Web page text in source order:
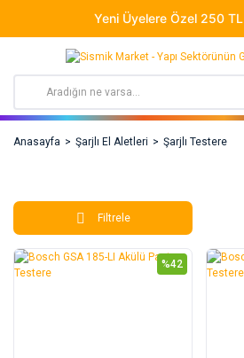
Anasayfa Şarjlı El Aletleri Şarjlı Testere
Filtrele
%42